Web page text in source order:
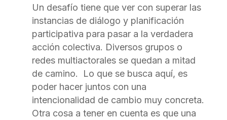
Un desafío tiene que ver con superar las
instancias de diálogo y planificación
participativa para pasar a la verdadera
acción colectiva. Diversos grupos o
redes multiactorales se quedan a mitad
de camino. Lo que se busca aquí, es
poder hacer juntos con una
intencionalidad de cambio muy concreta.
Otra cosa a tener en cuenta es que una